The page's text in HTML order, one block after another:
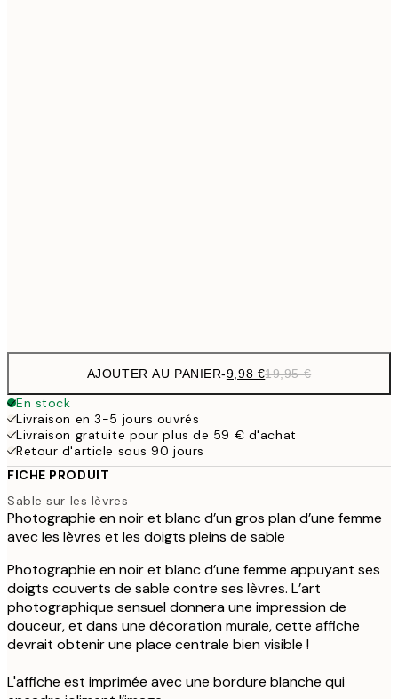
AJOUTER AU PANIER-9,98 €19,95 €
En stock
Livraison en 3-5 jours ouvrés
Livraison gratuite pour plus de 59 € d'achat
Retour d'article sous 90 jours
FICHE PRODUIT
Sable sur les lèvres
Photographie en noir et blanc d’un gros plan d’une femme
avec les lèvres et les doigts pleins de sable
Photographie en noir et blanc d’une femme appuyant ses
doigts couverts de sable contre ses lèvres. L’art
photographique sensuel donnera une impression de
douceur, et dans une décoration murale, cette affiche
devrait obtenir une place centrale bien visible !
L'affiche est imprimée avec une bordure blanche qui